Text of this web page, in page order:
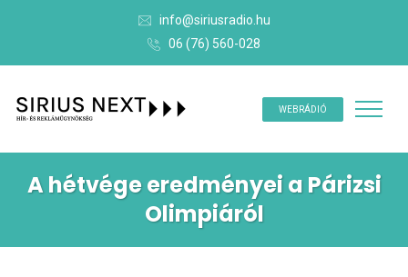
info@siriusradio.hu
06 (76) 560-028
WEBRÁDIÓ
A hétvége eredményei a Párizsi
Olimpiáról